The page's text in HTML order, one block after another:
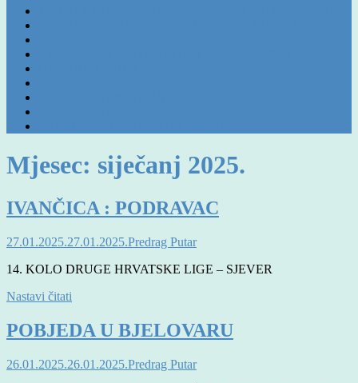
Mjesec: siječanj 2025.
IVANČICA : PODRAVAC
27.01.2025.27.01.2025.Predrag Putar
14. KOLO DRUGE HRVATSKE LIGE – SJEVER
Nastavi čitati
POBJEDA U BJELOVARU
26.01.2025.26.01.2025.Predrag Putar